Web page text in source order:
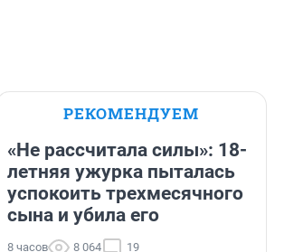
РЕКОМЕНДУЕМ
«Не рассчитала силы»: 18-
летняя ужурка пыталась
успокоить трехмесячного
сына и убила его
8 часов 8 064 19